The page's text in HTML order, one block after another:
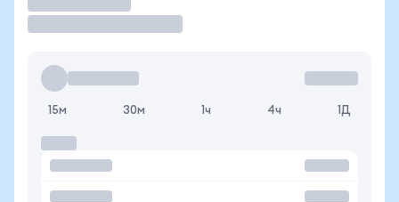
15м 30м 1ч 4ч 1Д